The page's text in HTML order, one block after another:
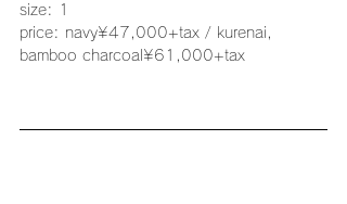
size: 1
price: navy¥47,000+tax / kurenai,
bamboo charcoal¥61,000+tax